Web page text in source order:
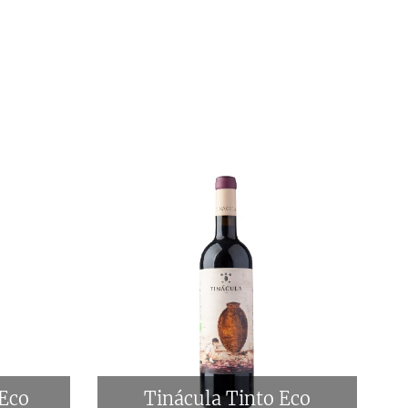
Tinácula Tinto Eco